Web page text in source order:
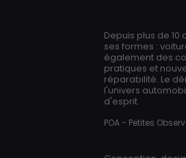
Depuis plus de
ses formes :
également des
pratiques et
réparabilité. Le
l'univers
d'esprit.
POA - Petites